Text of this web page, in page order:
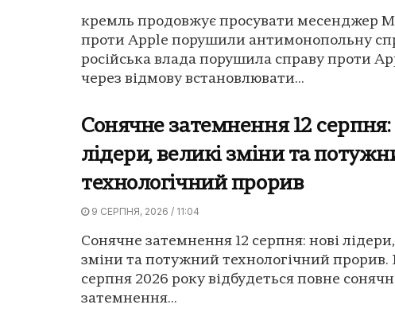
кремль продовжує просувати месенджер
проти Apple порушили антимонопольну
російська влада порушила справу проти
через відмову встановлювати...
Сонячне затемнення 12 серпня:
лідери, великі зміни та
технологічний прорив
9 СЕРПНЯ, 2026 / 11:04
Сонячне затемнення 12 серпня: нові
зміни та потужний технологічний прорив.
серпня 2026 року відбудеться повне
затемнення...